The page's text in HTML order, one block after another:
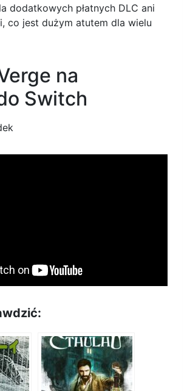
dodatkowych płatnych DLC ani
co jest dużym atutem dla wielu
na
Switch